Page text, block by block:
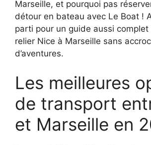
Marseille, et pourquoi pas
détour en bateau avec Le Boat !
parti pour un guide aussi
relier Nice à Marseille sans
d’aventures.
Les meilleures
de transport
et Marseille en